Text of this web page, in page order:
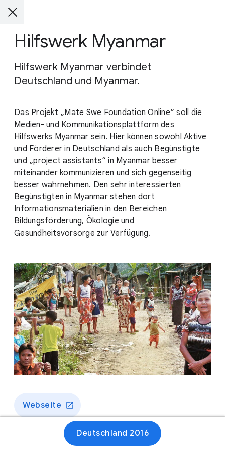
Hilfswerk Myanmar
Hilfswerk Myanmar verbindet
Deutschland und Myanmar.
Das Projekt „Mate Swe Foundation Online“ soll die
Medien- und Kommunikationsplattform des
Hilfswerks Myanmar sein. Hier können sowohl Aktive
und Förderer in Deutschland als auch Begünstigte
und „project assistants“ in Myanmar besser
miteinander kommunizieren und sich gegenseitig
besser wahrnehmen. Den sehr interessierten
Begünstigten in Myanmar stehen dort
Informationsmaterialien in den Bereichen
Bildungsförderung, Ökologie und
Gesundheitsvorsorge zur Verfügung.
Webseite
Deutschland 2016